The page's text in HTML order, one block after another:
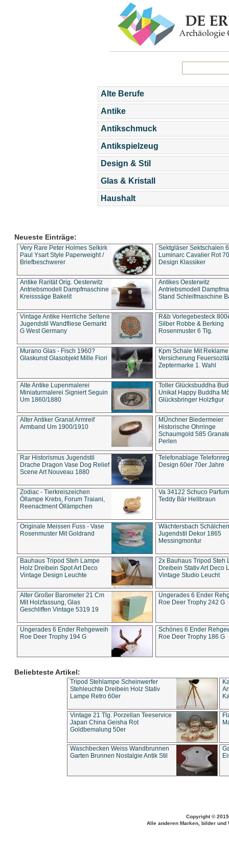
Alte Berufe
Antike
Antikschmuck
Antikspielzeug
Design & Stil
Glas & Kristall
Haushalt
Neueste Einträge:
Very Rare Peter Holmes Selkirk
Paul Ysart Style Paperweight /
Briefbeschwerer
Sektgläser Sektschalen
Luminarc Cavalier Rot
Design Klassiker
Antike Rarität Orig. Oesterwitz
Antriebsmodell Dampfmaschine
Kreisssäge Bakelit
Antikes Oesterwitz
Antriebsmodell
Stand Schleifmaschine
Vintage Antike Herrliche Seltene
Jugendstil Wandfliese Gemarkt
G West Germany
R&b Vorlegebesteck
Silber Robbe & Berking
Rosenmuster 6 Tlg.
Murano Glas - Fisch 1960?
Glaskunst Glasobjekt Mille Fiori
Kpm Schale Mit Reklame
Versicherung
Zeptermarke 1. Wahl
Alte Antike Lupenmalerei
Miniaturmalerei Signiert Seguin
Um 1860/1880
Toller Glücksbuddha
Unikat Happy Buddha
Glücksbringer Holzfigur
Alter Antiker Granat Armreif
Armband Um 1900/1910
MÜnchner Biedermeier
Historische Ohrringe
Schaumgold 585
Perlen
Rar Historismus Jugendstil
Drache Dragon Vase Dog Relief
Scene Art Nouveau 1880
Telefonablage
Design 60er 70er Jahre
Zodiac - Tierkreiszeichen
Öllampe Krebs, Forum Traiani,
Reenactment Öllämpchen
Va 34122 Schuco
Teddy Bär Hellbraun
Originale Meissen Fuss - Vase
Rosenmuster Mit Goldrand
Wächtersbach Schälchen
Jugendstil Dekor 1865
Messingmontur
Bauhaus Tripod Steh Lampe
Holz Dreibein Spot Art Deco
Vintage Design Leuchte
2x Bauhaus Tripod Steh
Dreibein Stativ Art Deco
Vintage Studio Leucht
Alter Großer Barometer 21 Cm
Mit Holzfassung, Glas
Geschliffen Vintage 5319 19
Ungerades 6 Ender
Roe Deer Trophy 242 G
Ungerades 6 Ender Rehgeweih
Roe Deer Trophy 194 G
Schönes 6 Ender
Roe Deer Trophy 186 G
Beliebteste Artikel:
Tripod Stehlampe Scheinwerfer
Stehleuchte Dreibein Holz Stativ
Lampe Retro 60er
Vintage 21 Tlg. Porzellan Teeservice
Japan China Geisha Rot
Goldbemalung 50er
Waschbecken Weiss Wandbrunnen
Garten Brunnen Nostalgie Antik Stil
Copyright ©
Alle anderen Marken, bilder und